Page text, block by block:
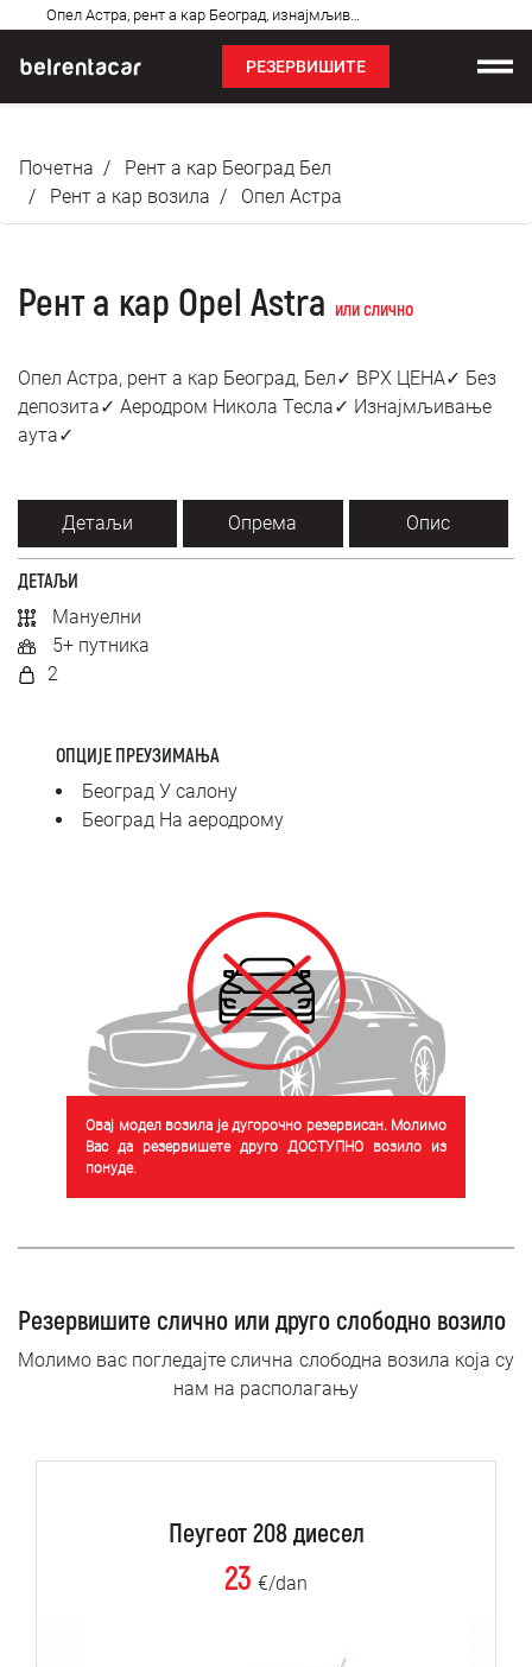
Опел Астра, рент а кар Београд, изнајмљивање аута: Бел✓
питања
РЕЗЕРВИШИТЕ
Цене
О нама
Најчешћа питања
Блог
SRPSKI
СРПСКИ
ENGLISH
Почетна
Рент а кар Београд Бел
Рент а кар возила
Опел Астра
Рент а кар Opel Astra или слично
Опел Астра, рент а кар Београд, Бел✓ ВРХ ЦЕНА✓ Без
депозита✓ Аеродром Никола Тесла✓ Изнајмљивање
аута✓
Детаљи Опрема Опис
ДЕТАЉИ
Мануелни
5+ путника
2
ОПЦИЈЕ ПРЕУЗИМАЊА
Београд У салону
Београд На аеродрому
Овај модел возила је дугорочно резервисан. Молимо
Вас да резервишете друго ДОСТУПНО возило из
понуде.
Резервишите слично или друго слободно возило
Молимо вас погледајте слична слободна возила која су
нам на располагању
Пеугеот 208 диесел
23 €/dan